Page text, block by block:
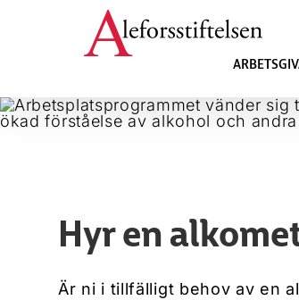
Hyr en
Är ni i tillfälligt behov av en